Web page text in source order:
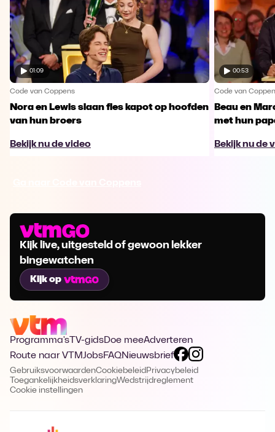
01:09
Code van Coppens
Nora en Lewis slaan fles kapot op hoofden
van hun broers
Bekijk nu de video
00:53
Code van
Beau en
met hun
Bekijk nu de
Kijk live, uitgesteld of gewoon lekker
bingewatchen
Kijk op
Programma's TV-gidsDoe meeAdverteren
Route naar VTMJobsFAQNieuwsbrief
GebruiksvoorwaardenCookiebeleid Privacybeleid
ToegankelijkheidsverklaringWedstrijdreglement
Cookie instellingen